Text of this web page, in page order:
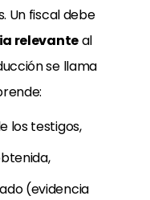
Un fiscal debe
relevanteal
se llama
los testigos,
(evidencia